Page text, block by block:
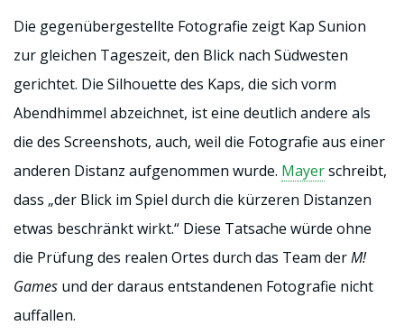
Die gegenübergestellte Fotografie zeigt Kap Sunion
zur gleichen Tageszeit, den Blick nach Südwesten
gerichtet. Die Silhouette des Kaps, die sich vorm
Abendhimmel abzeichnet, ist eine deutlich andere als
die des Screenshots, auch, weil die Fotografie aus einer
anderen Distanz aufgenommen wurde. Mayerschreibt,
dass „der Blick im Spiel durch die kürzeren Distanzen
etwas beschränkt wirkt.“ Diese Tatsache würde ohne
die Prüfung des realen Ortes durch das Team derM!
Games und der daraus entstandenen Fotografie nicht
auffallen.